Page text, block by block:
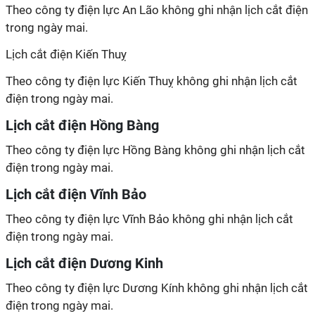
Theo công ty điện lực An Lão không ghi nhận lịch cắt điện
trong ngày mai.
Lịch cắt điện Kiến Thuỵ
Theo công ty điện lực Kiến Thuỵ không ghi nhận lịch cắt
điện trong ngày mai.
Lịch cắt điện Hồng Bàng
Theo công ty điện lực Hồng Bàng không ghi nhận lịch cắt
điện trong ngày mai.
Lịch cắt điện Vĩnh Bảo
Theo công ty điện lực Vĩnh Bảo không ghi nhận lịch cắt
điện trong ngày mai.
Lịch cắt điện Dương Kinh
Theo công ty điện lực Dương Kính không ghi nhận lịch cắt
điện trong ngày mai.